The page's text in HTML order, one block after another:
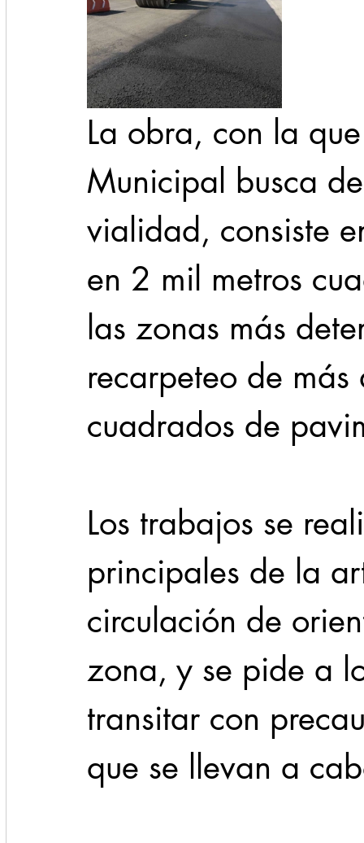
La obra, con la
Municipal busca
vialidad, consiste
en 2 mil metros
las zonas más
recarpeteo de
cuadrados de
Los trabajos se
principales de la
circulación de
zona, y se pide a
transitar con
que se llevan a